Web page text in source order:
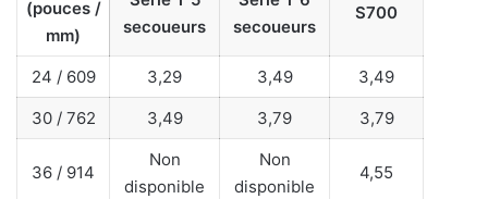
(pouces /
mm)
secoueurs
secoueurs
S700
24 / 609 3,29 3,49
3,49
30 / 762
3,49 3,79 3,79
36 / 914
Non
disponible
Non
disponible
4,55